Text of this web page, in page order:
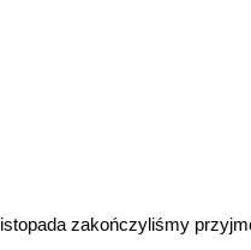
zakończyliśmy